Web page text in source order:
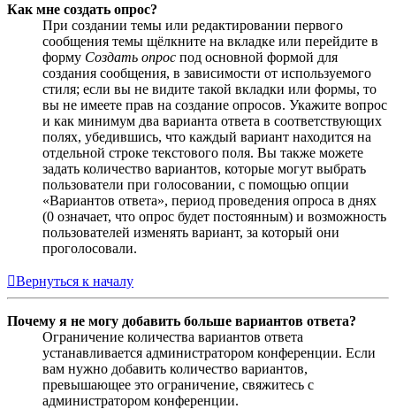
Как мне создать опрос?
При создании темы или редактировании первого
сообщения темы щёлкните на вкладке или перейдите в
форму Создать опрос под основной формой для
создания сообщения, в зависимости от используемого
стиля; если вы не видите такой вкладки или формы, то
вы не имеете прав на создание опросов. Укажите вопрос
и как минимум два варианта ответа в соответствующих
полях, убедившись, что каждый вариант находится на
отдельной строке текстового поля. Вы также можете
задать количество вариантов, которые могут выбрать
пользователи при голосовании, с помощью опции
«Вариантов ответа», период проведения опроса в днях
(0 означает, что опрос будет постоянным) и возможность
пользователей изменять вариант, за который они
проголосовали.
Вернуться к началу
Почему я не могу добавить больше вариантов ответа?
Ограничение количества вариантов ответа
устанавливается администратором конференции. Если
вам нужно добавить количество вариантов,
превышающее это ограничение, свяжитесь с
администратором конференции.